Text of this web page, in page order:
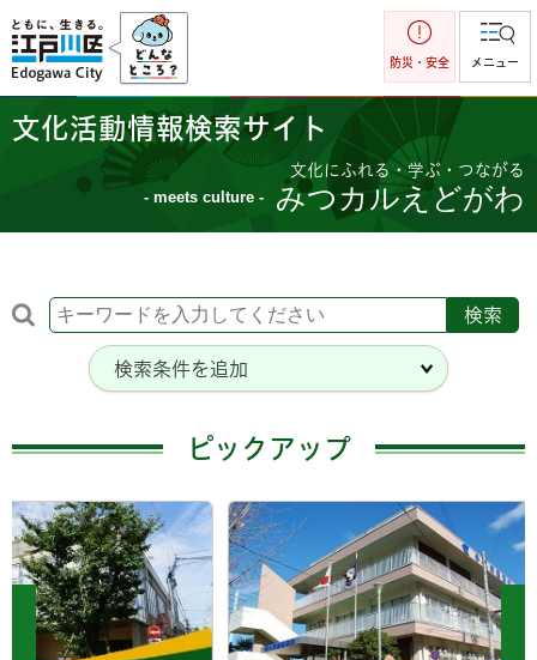
江戸川区
防災・安全 メニュー
文化活動情報検索サイト
文化にふれる・学ぶ・つながる
- meets culture - みつカルえどがわ
検索条件を追加
ピックアップ